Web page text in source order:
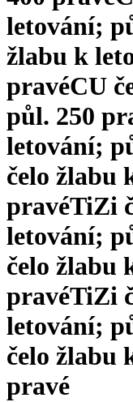
letování;
žlabu k
pravéCU
půl. 250
letování;
čelo žlabu
pravéTiZi
letování;
čelo žlabu
pravéTiZi
letování;
čelo žlabu
pravé